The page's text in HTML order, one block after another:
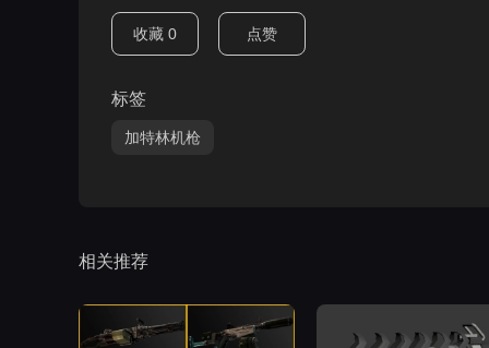
收藏 0 点赞
标签
加特林机枪
相关推荐